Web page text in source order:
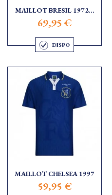
MAILLOT BRESIL 1972...
69,95 €
DISPO
MAILLOT CHELSEA 1997
59,95 €